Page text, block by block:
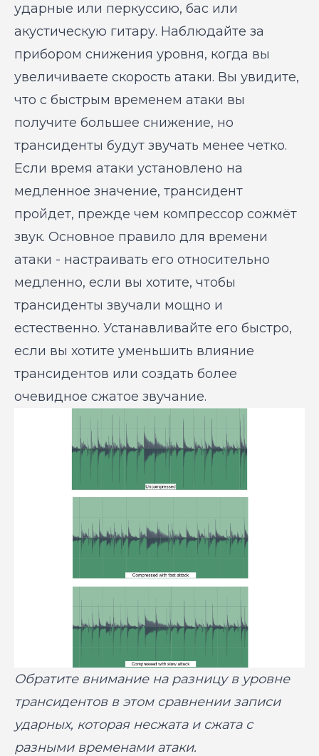
ударные или перкуссию, бас или
акустическую гитару. Наблюдайте за
прибором снижения уровня, когда вы
увеличиваете скорость атаки. Вы увидите,
что с быстрым временем атаки вы
получите большее снижение, но
трансиденты будут звучать менее четко.
Если время атаки установлено на
медленное значение, трансидент
пройдет, прежде чем компрессор сожмёт
звук. Основное правило для времени
атаки - настраивать его относительно
медленно, если вы хотите, чтобы
трансиденты звучали мощно и
естественно. Устанавливайте его быстро,
если вы хотите уменьшить влияние
трансидентов или создать более
очевидное сжатое звучание.
Обратите внимание на разницу в уровне
трансидентов в этом сравнении записи
ударных, которая несжата и сжата с
разными временами атаки.